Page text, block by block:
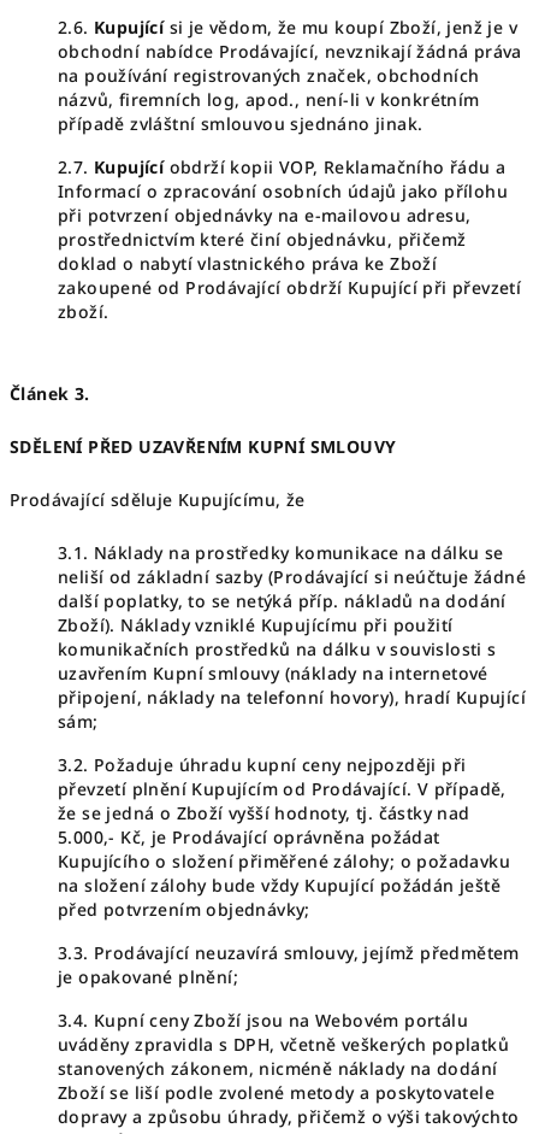
2.6. Kupujícísi je vědom, že mu koupí Zboží, jenž je v
obchodní nabídce Prodávající, nevznikají žádná práva
na používání registrovaných značek, obchodních
názvů, firemních log, apod., není-li v konkrétním
případě zvláštní smlouvou sjednáno jinak.
2.7. Kupujícíobdrží kopii VOP, Reklamačního řádu a
Informací o zpracování osobních údajů jako přílohu
při potvrzení objednávky na e-mailovou adresu,
prostřednictvím které činí objednávku, přičemž
doklad o nabytí vlastnického práva ke Zboží
zakoupené od Prodávající obdrží Kupující při převzetí
zboží.
Článek 3.
SDĚLENÍ PŘED UZAVŘENÍM KUPNÍ SMLOUVY
Prodávající sděluje Kupujícímu, že
3.1. Náklady na prostředky komunikace na dálku se
neliší od základní sazby (Prodávající si neúčtuje žádné
další poplatky, to se netýká příp. nákladů na dodání
Zboží). Náklady vzniklé Kupujícímu při použití
komunikačních prostředků na dálku v souvislosti s
uzavřením Kupní smlouvy (náklady na internetové
připojení, náklady na telefonní hovory), hradí Kupující
sám;
3.2. Požaduje úhradu kupní ceny nejpozději při
převzetí plnění Kupujícím od Prodávající. V případě,
že se jedná o Zboží vyšší hodnoty, tj. částky nad
5.000,- Kč, je Prodávající oprávněna požádat
Kupujícího o složení přiměřené zálohy; o požadavku
na složení zálohy bude vždy Kupující požádán ještě
před potvrzením objednávky;
3.3. Prodávající neuzavírá smlouvy, jejímž předmětem
je opakované plnění;
3.4. Kupní ceny Zboží jsou na Webovém portálu
uváděny zpravidla s DPH, včetně veškerých poplatků
stanovených zákonem, nicméně náklady na dodání
Zboží se liší podle zvolené metody a poskytovatele
dopravy a způsobu úhrady, přičemž o výši takovýchto